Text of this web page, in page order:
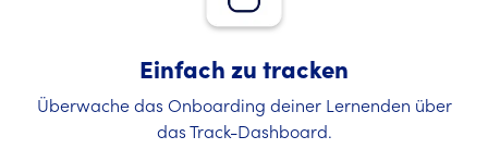
Einfach zu tracken
Überwache das Onboarding deiner Lernenden über
das Track-Dashboard.